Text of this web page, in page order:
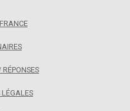
RÉPONSES